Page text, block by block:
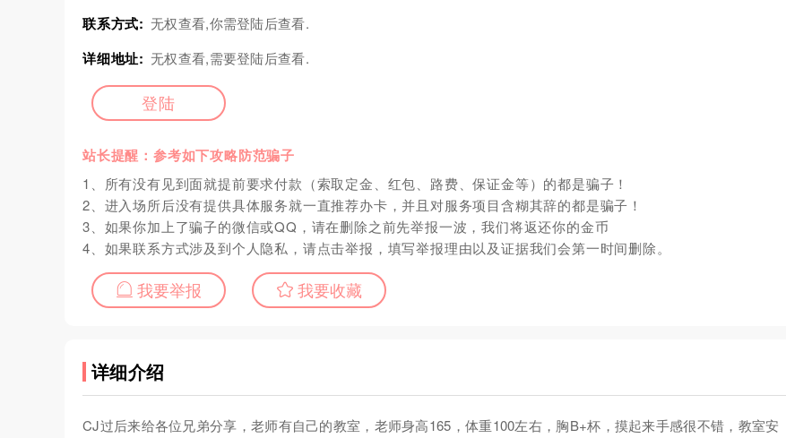
联系方式: 无权查看,你需登陆后查看.
详细地址: 无权查看,需要登陆后查看.
登陆
站长提醒：参考如下攻略防范骗子
1、所有没有见到面就提前要求付款（索取定金、红包、路费、保证金等）的都是骗子！
2、进入场所后没有提供具体服务就一直推荐办卡，并且对服务项目含糊其辞的都是骗子！
3、如果你加上了骗子的微信或QQ，请在删除之前先举报一波，我们将返还你的金币
4、如果联系方式涉及到个人隐私，请点击举报，填写举报理由以及证据我们会第一时间删除。
我要举报 我要收藏
详细介绍
CJ过后来给各位兄弟分享，老师有自己的教室，老师身高165，体重100左右，胸B+杯，摸起来手感很不错，教室安